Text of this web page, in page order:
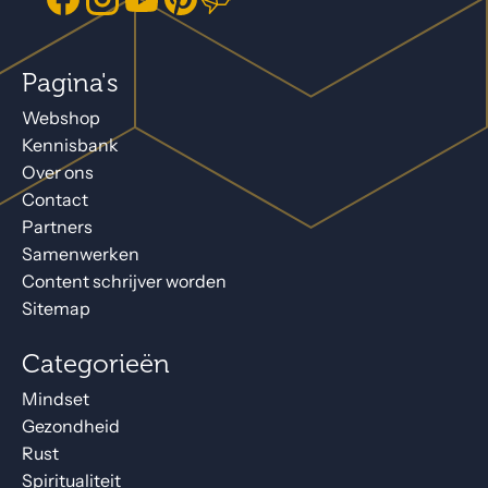
Pagina's
Webshop
Kennisbank
Over ons
Contact
Partners
Samenwerken
Content schrijver worden
Sitemap
Categorieën
Mindset
Gezondheid
Rust
Spiritualiteit